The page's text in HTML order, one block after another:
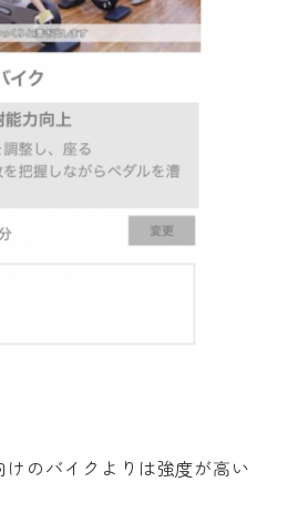
けのバイクよりは強度が高い